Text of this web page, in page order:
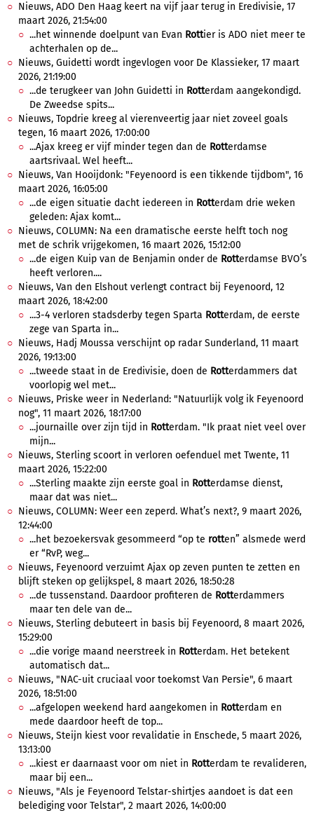
Nieuws, ADO Den Haag keert na vijf jaar terug in Eredivisie, 17
maart 2026, 21:54:00
...het winnende doelpunt van Evan Rottier is ADO niet meer te
achterhalen op de...
Nieuws, Guidetti wordt ingevlogen voor De Klassieker, 17 maart
2026, 21:19:00
...de terugkeer van John Guidetti in Rotterdam aangekondigd.
De Zweedse spits...
Nieuws, Topdrie kreeg al vierenveertig jaar niet zoveel goals
tegen, 16 maart 2026, 17:00:00
...Ajax kreeg er vijf minder tegen dan de Rotterdamse
aartsrivaal. Wel heeft...
Nieuws, Van Hooijdonk: "Feyenoord is een tikkende tijdbom", 16
maart 2026, 16:05:00
...de eigen situatie dacht iedereen in Rotterdam drie weken
geleden: Ajax komt...
Nieuws, COLUMN: Na een dramatische eerste helft toch nog
met de schrik vrijgekomen, 16 maart 2026, 15:12:00
...de eigen Kuip van de Benjamin onder de Rotterdamse BVO’s
heeft verloren....
Nieuws, Van den Elshout verlengt contract bij Feyenoord, 12
maart 2026, 18:42:00
...3-4 verloren stadsderby tegen Sparta Rotterdam, de eerste
zege van Sparta in...
Nieuws, Hadj Moussa verschijnt op radar Sunderland, 11 maart
2026, 19:13:00
...tweede staat in de Eredivisie, doen de Rotterdammers dat
voorlopig wel met...
Nieuws, Priske weer in Nederland: "Natuurlijk volg ik Feyenoord
nog", 11 maart 2026, 18:17:00
...journaille over zijn tijd in Rotterdam. "Ik praat niet veel over
mijn...
Nieuws, Sterling scoort in verloren oefenduel met Twente, 11
maart 2026, 15:22:00
...Sterling maakte zijn eerste goal in Rotterdamse dienst,
maar dat was niet...
Nieuws, COLUMN: Weer een zeperd. What’s next?, 9 maart 2026,
12:44:00
...het bezoekersvak gesommeerd “op te rotten” alsmede werd
er “RvP, weg...
Nieuws, Feyenoord verzuimt Ajax op zeven punten te zetten en
blijft steken op gelijkspel, 8 maart 2026, 18:50:28
...de tussenstand. Daardoor profiteren de Rotterdammers
maar ten dele van de...
Nieuws, Sterling debuteert in basis bij Feyenoord, 8 maart 2026,
15:29:00
...die vorige maand neerstreek in Rotterdam. Het betekent
automatisch dat...
Nieuws, "NAC-uit cruciaal voor toekomst Van Persie", 6 maart
2026, 18:51:00
...afgelopen weekend hard aangekomen in Rotterdam en
mede daardoor heeft de top...
Nieuws, Steijn kiest voor revalidatie in Enschede, 5 maart 2026,
13:13:00
...kiest er daarnaast voor om niet in Rotterdam te revalideren,
maar bij een...
Nieuws, "Als je Feyenoord Telstar-shirtjes aandoet is dat een
belediging voor Telstar", 2 maart 2026, 14:00:00